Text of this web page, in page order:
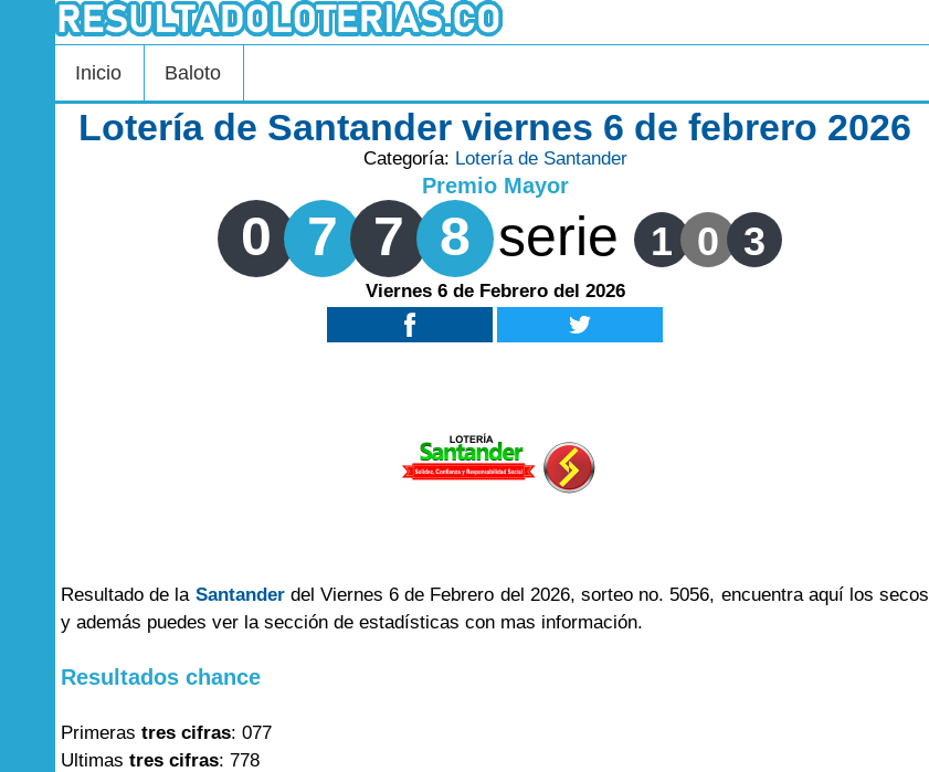
Inicio Baloto
Lotería de Santander viernes 6 de febrero 2026
Categoría: Lotería de Santander
Premio Mayor
0 7 7 8 serie 1 0 3
Viernes 6 de Febrero del 2026
Resultado de la Santanderdel Viernes 6 de Febrero del 2026, sorteo no. 5056, encuentra aquí los secos
y además puedes ver la sección de estadísticas con mas información.
Resultados chance
Primeras tres cifras: 077
Ultimas tres cifras: 778